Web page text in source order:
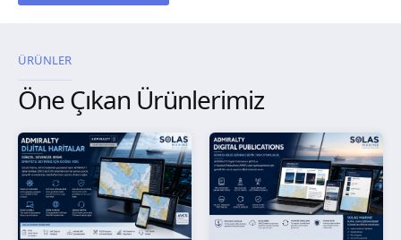
ÜRÜNLER
Öne Çıkan Ürünlerimiz
Kağıt Harita